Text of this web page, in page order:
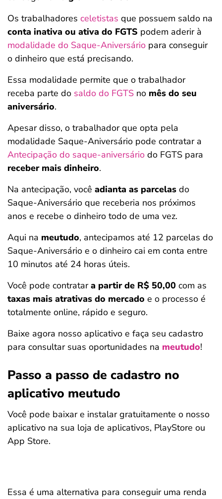
Os trabalhadores celetistas que possuem saldo na
conta inativa ou ativa do FGTS podem aderir à
modalidade do Saque-Aniversário para conseguir
o dinheiro que está precisando.
Essa modalidade permite que o trabalhador
receba parte do saldo do FGTS no mês do seu
aniversário.
Apesar disso, o trabalhador que opta pela
modalidade Saque-Aniversário pode contratar a
Antecipação do saque-aniversário do FGTS para
receber mais dinheiro.
Na antecipação, você adianta as parcelas do
Saque-Aniversário que receberia nos próximos
anos e recebe o dinheiro todo de uma vez.
Aqui na meutudo, antecipamos até 12 parcelas do
Saque-Aniversário e o dinheiro cai em conta entre
10 minutos até 24 horas úteis.
Você pode contratara partir de R$ 50,00 com as
taxas mais atrativas do mercado e o processo é
totalmente online, rápido e seguro.
Baixe agora nosso aplicativo e faça seu cadastro
para consultar suas oportunidades na meutudo!
Passo a passo de cadastro no
aplicativo meutudo
Você pode baixar e instalar gratuitamente o nosso
aplicativo na sua loja de aplicativos, PlayStore ou
App Store.
Essa é uma alternativa para conseguir uma renda